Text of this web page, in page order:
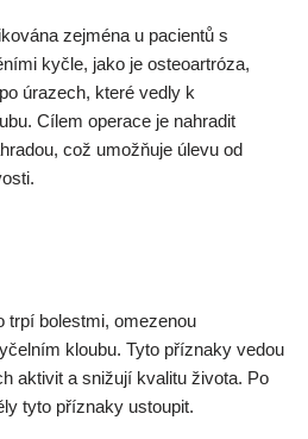
zejména u pacientů s
kyčle, jako je osteoartróza,
úrazech, které vedly k
Cílem operace je nahradit
což umožňuje úlevu od
trpí bolestmi, omezenou
kloubu. Tyto příznaky vedou
aktivit a snižují kvalitu života. Po
tyto příznaky ustoupit.